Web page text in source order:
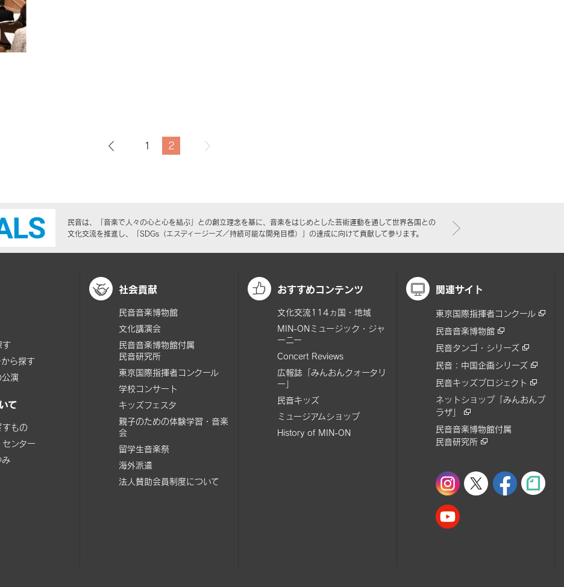
1 2
民音は、「音楽で人々の心と心を結ぶ」との創立理念を基に、音楽をはじめとした芸術運動を通して世界各国との
文化交流を推進し、「SDGs（エスディージーズ／持続可能な開発目標）」の達成に向けて貢献して参ります。
す
から探す
公演
て
すもの
ンター
み
社会貢献
民音音楽博物館
文化講演会
民音音楽博物館付属
民音研究所
東京国際指揮者コンクール
学校コンサート
キッズフェスタ
親子のための体験学習・音楽
会
留学生音楽祭
海外派遣
法人賛助会員制度について
おすすめコンテンツ
文化交流114ヵ国・地域
MIN-ONミュージック・ジャ
ーニー
Concert Reviews
広報誌「みんおんクォータリ
ー」
民音キッズ
ミュージアムショップ
History of MIN-ON
関連サイト
東京国際指揮者コンクール
民音音楽博物館
民音タンゴ・シリーズ
民音：中国企画シリーズ
民音キッズプロジェクト
ネットショップ「みんおんプ
ラザ」
民音音楽博物館付属
民音研究所